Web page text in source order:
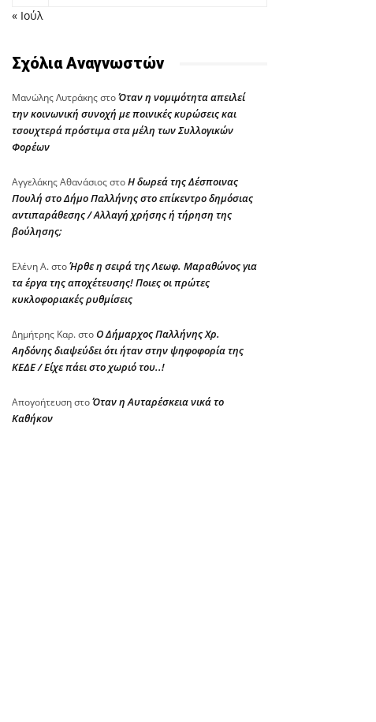
« Ιούλ
Σχόλια Αναγνωστών
Μανώλης ΛυτράκηςστοΌταν η νομιμότητα απειλεί
την κοινωνική συνοχή με ποινικές κυρώσεις και
τσουχτερά πρόστιμα στα μέλη των Συλλογικών
Φορέων
Αγγελάκης ΑθανάσιοςστοΗ δωρεά της Δέσποινας
Πουλή στο Δήμο Παλλήνης στο επίκεντρο δημόσιας
αντιπαράθεσης / Αλλαγή χρήσης ή τήρηση της
βούλησης;
Ελένη Α.στοΉρθε η σειρά της Λεωφ. Μαραθώνος για
τα έργα της αποχέτευσης! Ποιες οι πρώτες
κυκλοφοριακές ρυθμίσεις
Δημήτρης Καρ.στοΟ Δήμαρχος Παλλήνης Χρ.
Αηδόνης διαψεύδει ότι ήταν στην ψηφοφορία της
ΚΕΔΕ / Είχε πάει στο χωριό του..!
ΑπογοήτευσηστοΌταν η Αυταρέσκεια νικά το
Καθήκον